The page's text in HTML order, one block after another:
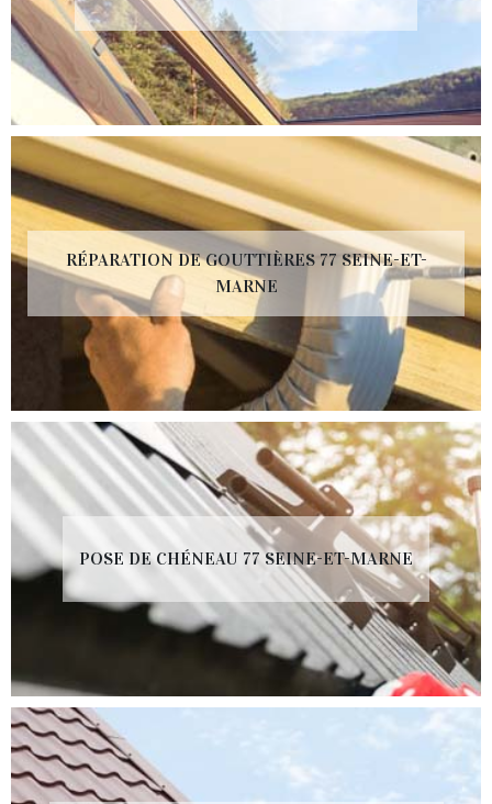
RÉPARATION DE GOUTTIÈRES 77 SEINE-ET-
MARNE
POSE DE CHÉNEAU 77 SEINE-ET-MARNE